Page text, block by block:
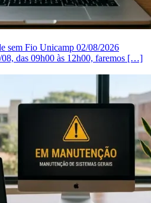
sem Fio Unicamp 02/08/2026
das 09h00 às 12h00, faremos […]